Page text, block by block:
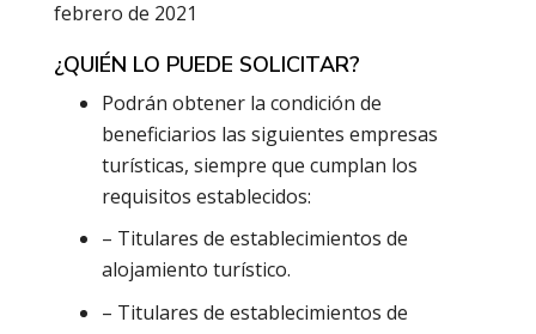
febrero de 2021
¿QUIÉN LO PUEDE SOLICITAR?
Podrán obtener la condición de
beneficiarios las siguientes empresas
turísticas, siempre que cumplan los
requisitos establecidos:
– Titulares de establecimientos de
alojamiento turístico.
– Titulares de establecimientos de